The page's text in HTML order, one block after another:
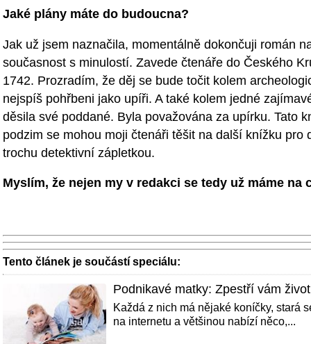
Jaké plány máte do budoucna?
Jak už jsem naznačila, momentálně dokončuji román
současnost s minulostí. Zavede čtenáře do Českého
1742. Prozradím, že děj se bude točit kolem
nejspíš pohřbeni jako upíři. A také kolem jedné
děsila své poddané. Byla považována za upírku. Tato
podzim se mohou moji čtenáři těšit na další knížku pro
trochu detektivní zápletkou.
Myslím, že nejen my v redakci se tedy už máme na
Tento článek je součástí speciálu:
Podnikavé matky: Zpestří vám život
Každá z nich má nějaké koníčky, stará
na internetu a většinou nabízí něco,...